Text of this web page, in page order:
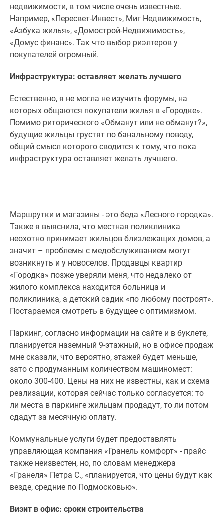
Дома
коттеджи
Коттеджные
поселки
Новой
Готовые
коттеджные
поселки
Строящиеся
коттеджные
поселки
лесу
Коттеджные
поселки
водоема
Коттеджные
поселки
ипотеку
центры
Коттеджи
Скидки
акции
Макс
недвижимости, в том числе очень известные.
Например, «Пересвет-Инвест», Миг Недвижимость,
«Азбука жилья», «Домострой-Недвижимость»,
«Домус финанс». Так что выбор риэлтеров у
покупателей огромный.
Инфраструктура: оставляет желать лучшего
Естественно, я не могла не изучить форумы, на
которых общаются покупатели жилья в «Городке».
Помимо риторического «Обманут или не обманут?»,
будущие жильцы грустят по банальному поводу,
общий смысл которого сводится к тому, что пока
инфраструктура оставляет желать лучшего.
Маршрутки и магазины - это беда «Лесного городка».
Также я выяснила, что местная поликлиника
неохотно принимает жильцов близлежащих домов, а
значит – проблемы с медобслуживанием могут
возникнуть и у новоселов. Продавцы квартир
«Городка» позже уверяли меня, что недалеко от
жилого комплекса находится больница и
поликлиника, а детский садик «по любому построят».
Постараемся смотреть в будущее с оптимизмом.
Паркинг, согласно информации на сайте и в буклете,
планируется наземный 9-этажный, но в офисе продаж
мне сказали, что вероятно, этажей будет меньше,
зато с продуманным количеством машиномест:
около 300-400. Цены на них не известны, как и схема
реализации, которая сейчас только согласуется: то
ли места в паркинге жильцам продадут, то ли потом
сдадут за месячную оплату.
Коммунальные услуги будет предоставлять
управляющая компания «Гранель комфорт» - прайс
также неизвестен, но, по словам менеджера
«Гранеля» Петра С., «планируется, что цены будут как
везде, средние по Подмосковью».
Визит в офис: сроки строительства